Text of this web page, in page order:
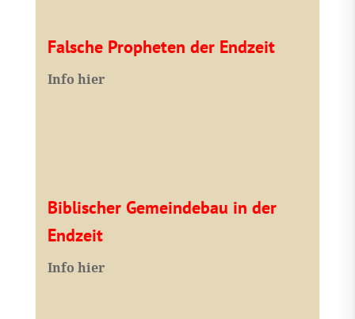
Falsche Propheten der Endzeit
Info hier
Biblischer Gemeindebau in der
Endzeit
Info hier